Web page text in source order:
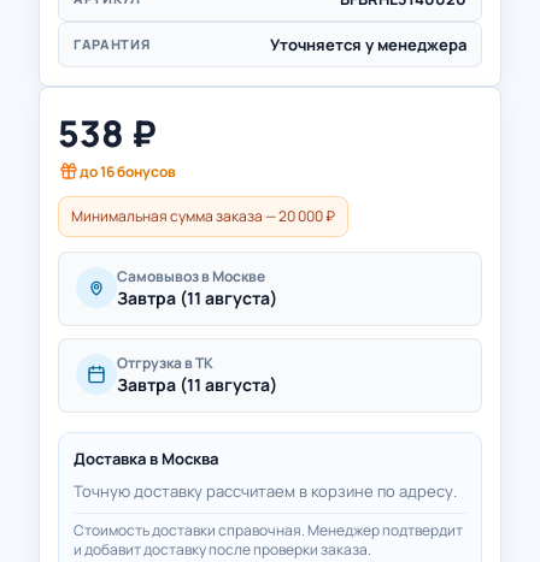
ГАРАНТИЯ Уточняется у менеджера
538 ₽
до16бонусов
Минимальная сумма заказа — 20 000 ₽
Самовывоз в Москве
Завтра (11 августа)
Отгрузка в ТК
Завтра (11 августа)
Доставка в Москва
Точную доставку рассчитаем в корзине по адресу.
Стоимость доставки справочная. Менеджер подтвердит
и добавит доставку после проверки заказа.